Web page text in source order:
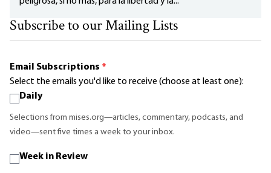
Subscribe to our Mailing Lists
Email Subscriptions *
Select the emails you'd like to receive (choose at least one):
Daily
Selections from mises.org—articles, commentary, podcasts, and
video—sent five times a week to your inbox.
Week in Review